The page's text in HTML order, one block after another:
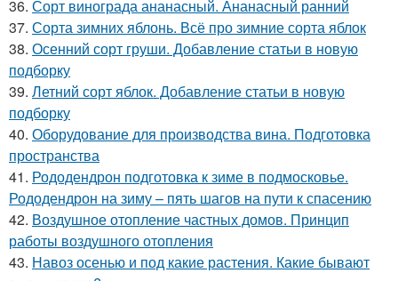
36. Сорт винограда ананасный. Ананасный ранний
37. Сорта зимних яблонь. Всё про зимние сорта яблок
38. Осенний сорт груши. Добавление статьи в новую
подборку
39. Летний сорт яблок. Добавление статьи в новую
подборку
40. Оборудование для производства вина. Подготовка
пространства
41. Рододендрон подготовка к зиме в подмосковье.
Рододендрон на зиму – пять шагов на пути к спасению
42. Воздушное отопление частных домов. Принцип
работы воздушного отопления
43. Навоз осенью и под какие растения. Какие бывают